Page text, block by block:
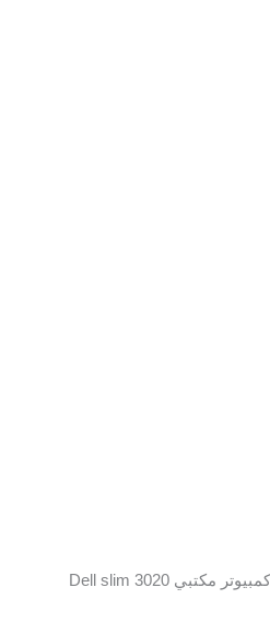
/ كمبيوتر مكتبي Dell slim 3020